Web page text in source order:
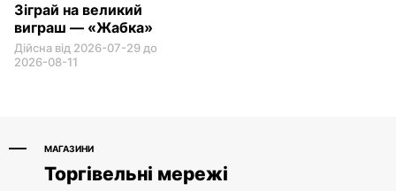
Зіграй на великий
виграш — «Жабка»
Дійсна від 2026-07-29 до
2026-08-11
МАГАЗИНИ
Торгівельні мережі